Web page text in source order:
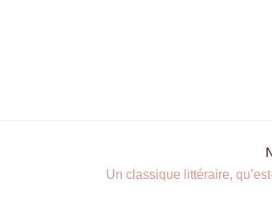
Un classique littéraire,